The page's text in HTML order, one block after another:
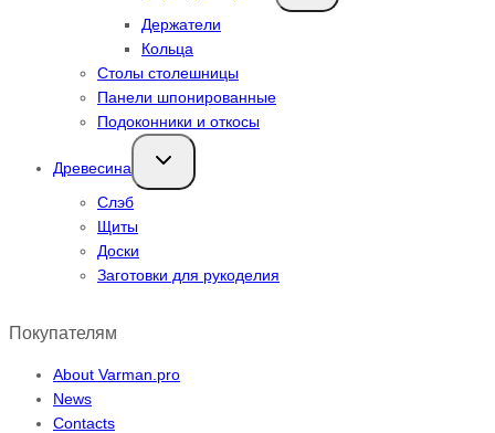
Держатели
Кольца
Столы столешницы
Панели шпонированные
Подоконники и откосы
Древесина
Переключить
дочернее
Слэб
Щиты
Доски
Заготовки для рукоделия
Покупателям
About Varman.pro
News
Contacts